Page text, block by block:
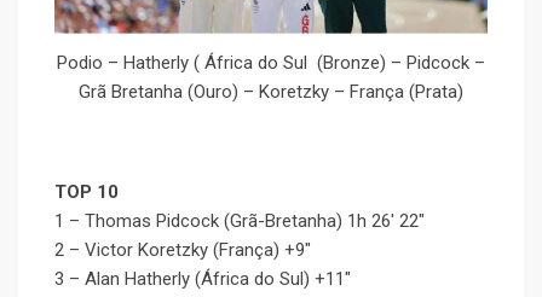
Podio – Hatherly ( África do Sul (Bronze) – Pidcock –
Grã Bretanha (Ouro) – Koretzky – França (Prata)
TOP 10
1 – Thomas Pidcock (Grã-Bretanha) 1h 26′ 22″
2 – Victor Koretzky (França) +9″
3 – Alan Hatherly (África do Sul) +11″